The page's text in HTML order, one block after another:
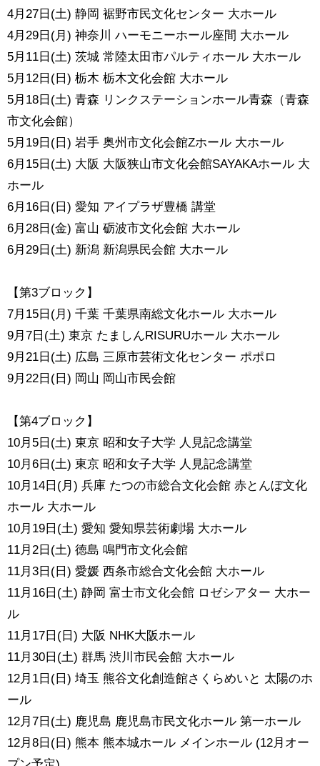
4月27日(土) 静岡 裾野市民文化センター 大ホール
4月29日(月) 神奈川 ハーモニーホール座間 大ホール
5月11日(土) 茨城 常陸太田市パルティホール 大ホール
5月12日(日) 栃木 栃木文化会館 大ホール
5月18日(土) 青森 リンクステーションホール青森（青森
市文化会館）
5月19日(日) 岩手 奥州市文化会館Zホール 大ホール
6月15日(土) 大阪 大阪狭山市文化会館SAYAKAホール 大
ホール
6月16日(日) 愛知 アイプラザ豊橋 講堂
6月28日(金) 富山 砺波市文化会館 大ホール
6月29日(土) 新潟 新潟県民会館 大ホール
【第3ブロック】
7月15日(月) 千葉 千葉県南総文化ホール 大ホール
9月7日(土) 東京 たましんRISURUホール 大ホール
9月21日(土) 広島 三原市芸術文化センター ポポロ
9月22日(日) 岡山 岡山市民会館
【第4ブロック】
10月5日(土) 東京 昭和女子大学 人見記念講堂
10月6日(土) 東京 昭和女子大学 人見記念講堂
10月14日(月) 兵庫 たつの市総合文化会館 赤とんぼ文化
ホール 大ホール
10月19日(土) 愛知 愛知県芸術劇場 大ホール
11月2日(土) 徳島 鳴門市文化会館
11月3日(日) 愛媛 西条市総合文化会館 大ホール
11月16日(土) 静岡 富士市文化会館 ロゼシアター 大ホー
ル
11月17日(日) 大阪 NHK大阪ホール
11月30日(土) 群馬 渋川市民会館 大ホール
12月1日(日) 埼玉 熊谷文化創造館さくらめいと 太陽のホ
ール
12月7日(土) 鹿児島 鹿児島市民文化ホール 第一ホール
12月8日(日) 熊本 熊本城ホール メインホール (12月オー